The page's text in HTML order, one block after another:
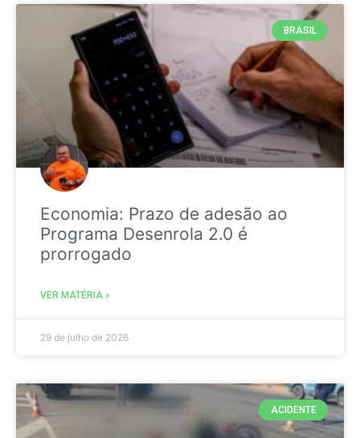
BRASIL
Economia: Prazo de adesão ao
Programa Desenrola 2.0 é
prorrogado
VER MATÉRIA »
29 de julho de 2026
ACIDENTE